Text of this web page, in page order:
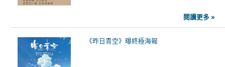
閱讀更多 »
《昨日青空》曝終極海報